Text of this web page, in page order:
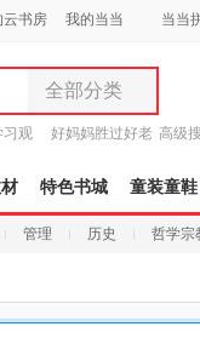
云书房 我的当当 当当
全部分类
全部分类
图书
电子书
音像
时尚美妆
习观
好妈妈胜过好老 高级
特色书城 童装童鞋
管理 历史 哲学宗